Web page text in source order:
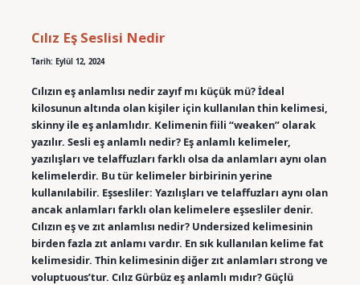
Cılız Eş Seslisi Nedir
Tarih: Eylül 12, 2024
Cılızın eş anlamlısı nedir zayıf mı küçük mü? İdeal
kilosunun altında olan kişiler için kullanılan thin kelimesi,
skinny ile eş anlamlıdır. Kelimenin fiili “weaken” olarak
yazılır. Sesli eş anlamlı nedir? Eş anlamlı kelimeler,
yazılışları ve telaffuzları farklı olsa da anlamları aynı olan
kelimelerdir. Bu tür kelimeler birbirinin yerine
kullanılabilir. Eşsesliler: Yazılışları ve telaffuzları aynı olan
ancak anlamları farklı olan kelimelere eşsesliler denir.
Cılızın eş ve zıt anlamlısı nedir? Undersized kelimesinin
birden fazla zıt anlamı vardır. En sık kullanılan kelime fat
kelimesidir. Thin kelimesinin diğer zıt anlamları strong ve
voluptuous’tur. Cılız Gürbüz eş anlamlı mıdır? Güçlü